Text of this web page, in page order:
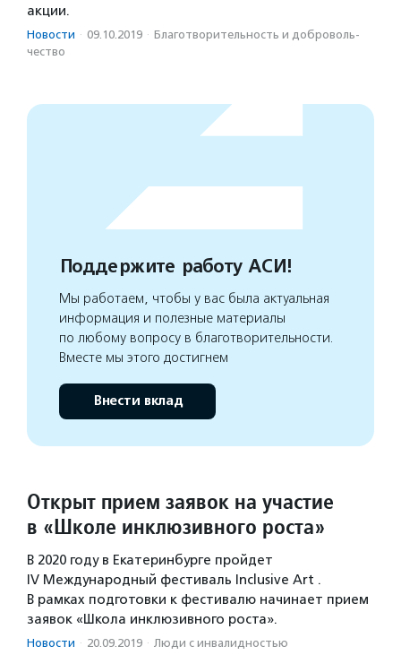
акции.
Новости · 09.10.2019 · Благотвори­тель­ность и доброволь­
чест­во
Поддержите работу АСИ!
Мы работаем, чтобы у вас была актуальная
информация и полезные материалы
по любому вопросу в благотворительности.
Вместе мы этого достигнем
Внести вклад
Открыт прием заявок на участие
в «Школе инклюзивного роста»
В 2020 году в Екатеринбурге пройдет
IV Международный фестиваль Inclusive Art .
В рамках подготовки к фестивалю начинает прием
заявок «Школа инклюзивного роста».
Новости · 20.09.2019 · Люди с инвалидностью